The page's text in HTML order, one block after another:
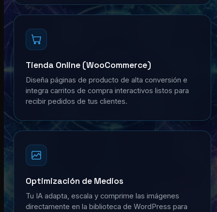
Tienda Online (WooCommerce)
Diseña páginas de producto de alta conversión e
integra carritos de compra interactivos listos para
recibir pedidos de tus clientes.
Optimización de Medios
Tu IA adapta, escala y comprime las imágenes
directamente en la biblioteca de WordPress para